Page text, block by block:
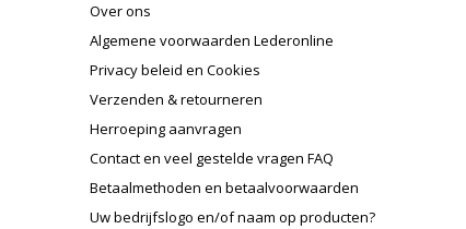
Over ons
Algemene voorwaarden Lederonline
Privacy beleid en Cookies
Verzenden & retourneren
Herroeping aanvragen
Contact en veel gestelde vragen FAQ
Betaalmethoden en betaalvoorwaarden
Uw bedrijfslogo en/of naam op producten?